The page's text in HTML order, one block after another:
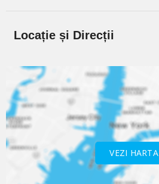
Locație și Direcții
VEZI HARTA